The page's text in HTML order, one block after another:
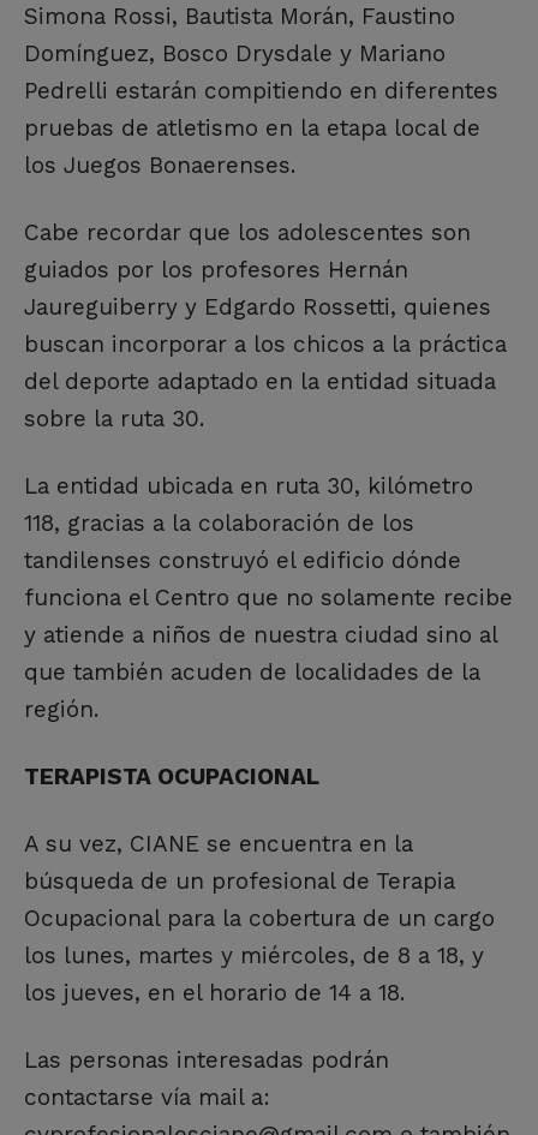
Simona Rossi, Bautista Morán, Faustino
Domínguez, Bosco Drysdale y Mariano
Pedrelli estarán compitiendo en diferentes
pruebas de atletismo en la etapa local de
los Juegos Bonaerenses.
Cabe recordar que los adolescentes son
guiados por los profesores Hernán
Jaureguiberry y Edgardo Rossetti, quienes
buscan incorporar a los chicos a la práctica
del deporte adaptado en la entidad situada
sobre la ruta 30.
La entidad ubicada en ruta 30, kilómetro
118, gracias a la colaboración de los
tandilenses construyó el edificio dónde
funciona el Centro que no solamente recibe
y atiende a niños de nuestra ciudad sino al
que también acuden de localidades de la
región.
TERAPISTA OCUPACIONAL
A su vez, CIANE se encuentra en la
búsqueda de un profesional de Terapia
Ocupacional para la cobertura de un cargo
los lunes, martes y miércoles, de 8 a 18, y
los jueves, en el horario de 14 a 18.
Las personas interesadas podrán
contactarse vía mail a: